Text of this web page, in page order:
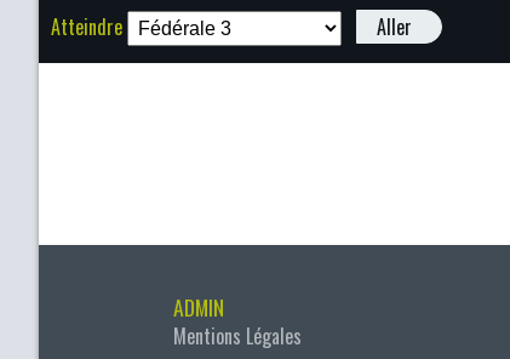
Atteindre Aller
ADMIN
Mentions Légales